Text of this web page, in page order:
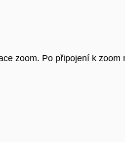
zoom. Po připojení k zoom